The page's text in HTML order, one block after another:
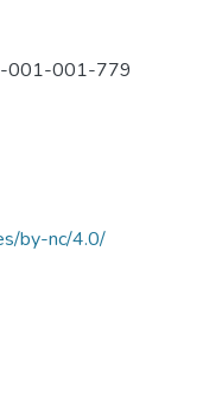
001-001-779
by-nc/4.0/